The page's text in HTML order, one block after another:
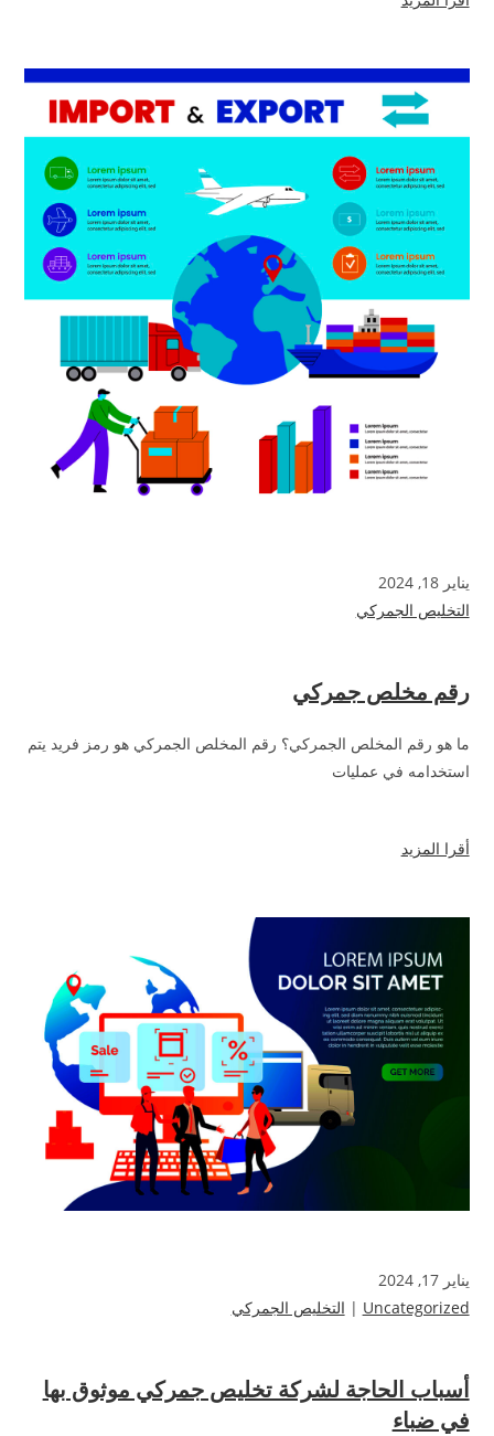
يناير 18, 2024
التخليص الجمركي
رقم مخلص جمركي
ما هو رقم المخلص الجمركي؟ رقم المخلص الجمركي هو رمز فريد يتم
استخدامه في عمليات
أقرا المزيد
يناير 17, 2024
Uncategorized
| التخليص الجمركي
أسباب الحاجة لشركة تخليص جمركي موثوق بها
في ضباء